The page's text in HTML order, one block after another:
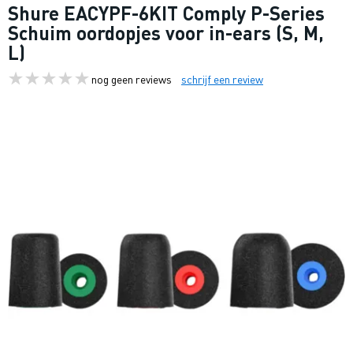
Shure EACYPF-6KIT Comply P-Series
Schuim oordopjes voor in-ears (S, M,
L)
nog geen reviews schrijf een review